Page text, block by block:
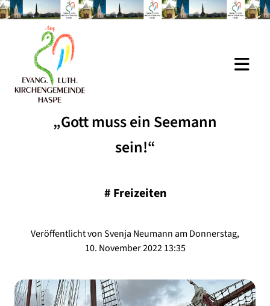
„Gott muss ein Seemann
sein!“
# Freizeiten
Veröffentlicht von Svenja Neumann am Donnerstag,
10. November 2022 13:35